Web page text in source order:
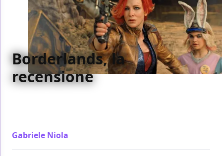
Borderlands, la
recensione
Gabriele Niola